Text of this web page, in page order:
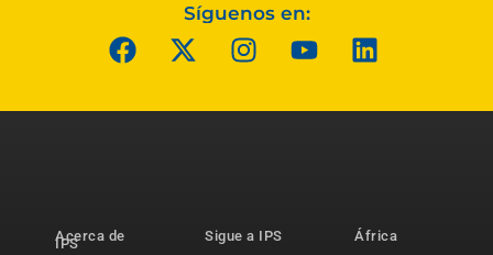
Síguenos en:
Acerca de
IPS
Sigue a IPS
África